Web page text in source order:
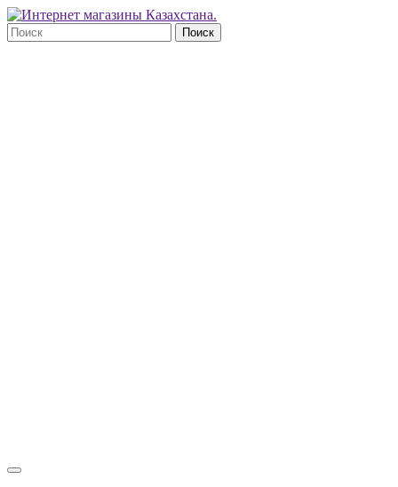
Поиск